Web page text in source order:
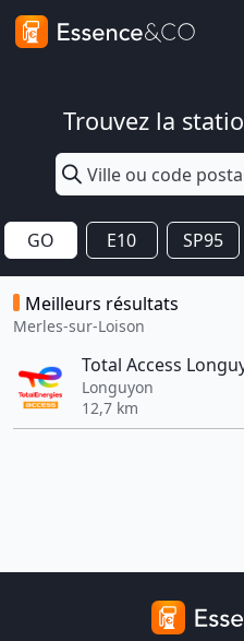
Trouvez la
GO E10 SP95
Meilleurs résultats
Merles-sur-Loison
Total Access
Longuyon
12,7 km